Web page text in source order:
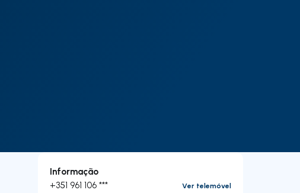
Informação
+351 961 106 ***
Ver telemóvel